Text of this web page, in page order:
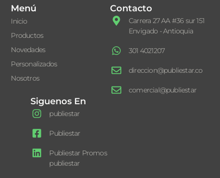
Menú
Inicio
Productos
Novedades
Personalizados
Nosotros
Contacto
Carrera 27 AA #36 sur 151
Envigado - Antioquia
301 4021207
direccion@publiestar.co
comercial@publiestar
Siguenos En
publiestar
Publiestar
Publiestar Promos
publiestar